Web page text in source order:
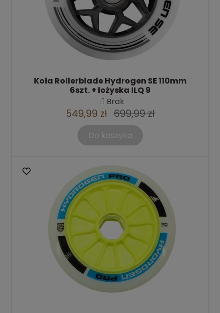
Koła Rollerblade Hydrogen SE 110mm
6szt. + łożyska ILQ 9
Brak
549,99 zł 699,99 zł
Do koszyka